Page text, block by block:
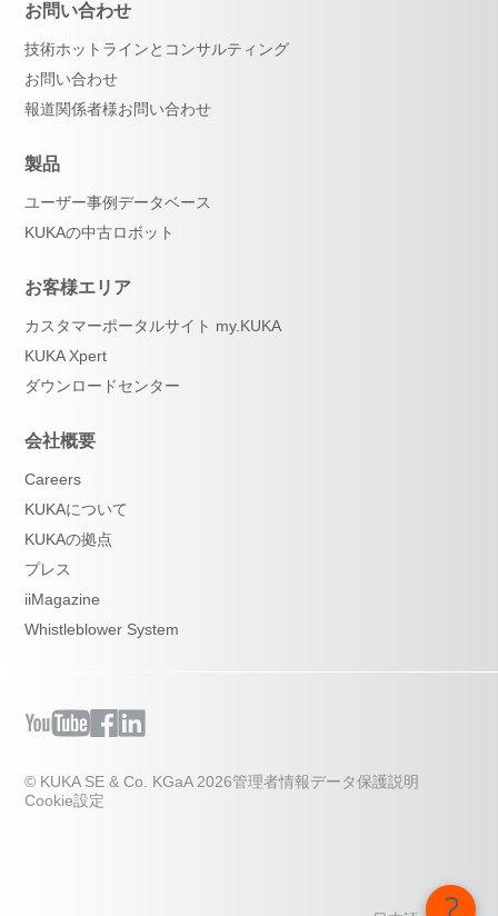
お問い合わせ
技術ホットラインとコンサルティング
お問い合わせ
報道関係者様お問い合わせ
製品
ユーザー事例データベース
KUKAの中古ロボット
お客様エリア
カスタマーポータルサイト my.KUKA
KUKA Xpert
ダウンロードセンター
会社概要
Careers
KUKAについて
KUKAの拠点
プレス
iiMagazine
Whistleblower System
© KUKA SE & Co. KGaA 2026管理者情報データ保護説明
Cookie設定